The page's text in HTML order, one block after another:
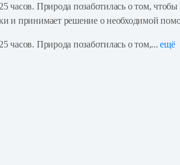
Природа позаботилась о том, чтобы
и принимает решение о необходимой
часов. Природа позаботилась о том,...ещё